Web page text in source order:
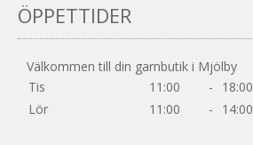
ÖPPETTIDER
Välkommen till din garnbutik i Mjölby
Tis
11:00 -
18:00
Lör
11:00 - 14:00